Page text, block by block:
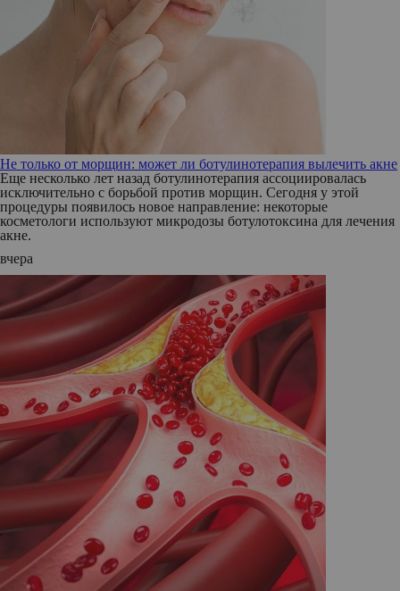
Не только от морщин: может ли ботулинотерапия вылечить акне
Еще несколько лет назад ботулинотерапия ассоциировалась
исключительно с борьбой против морщин. Сегодня у этой
процедуры появилось новое направление: некоторые
косметологи используют микродозы ботулотоксина для лечения
акне.
вчера